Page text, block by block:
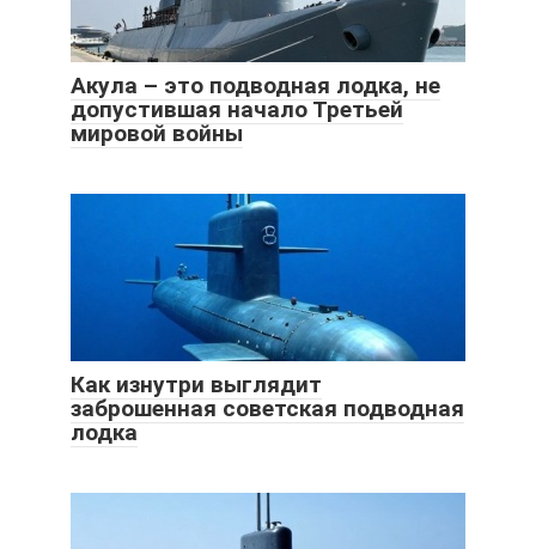
Акула – это подводная лодка, не
допустившая начало Третьей
мировой войны
Как изнутри выглядит
заброшенная советская подводная
лодка